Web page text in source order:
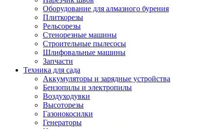
Оборудование для алмазного бурения
Плиткорезы
Рельсорезы
Стенорезные машины
Строительные пылесосы
Шлифовальные машины
Запчасти
Техника для сада
Аккумуляторы и зарядные устройства
Бензопилы и электропилы
Воздуходувки
Высоторезы
Газонокосилки
Генераторы